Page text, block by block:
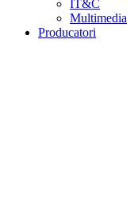
IT&C
Multimedia
Producatori